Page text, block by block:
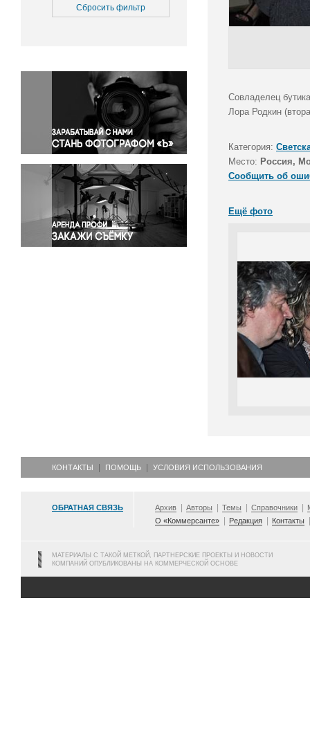
Медицина
Окружающая среда
Политика
Правосудие
Происшествия и конфликты
Религия
Светская жизнь
Спорт
Экология
Экономика и бизнес
Сбросить фильтр
Совладелец
Лора Родкин
Категория:
Место: Россия,
Сообщить об
Ещё фото
КОНТАКТЫ ПОМОЩЬ УСЛОВИЯ ИСПОЛЬЗОВАНИЯ
ОБРАТНАЯ СВЯЗЬ Архив Авторы Темы Справочники
О «Коммерсанте»
Редакция Контакты
МАТЕРИАЛЫ С ТАКОЙ МЕТКОЙ, ПАРТНЕРСКИЕ ПРОЕКТЫ И НОВОСТИ
КОМПАНИЙ ОПУБЛИКОВАНЫ НА КОММЕРЧЕСКОЙ ОСНОВЕ